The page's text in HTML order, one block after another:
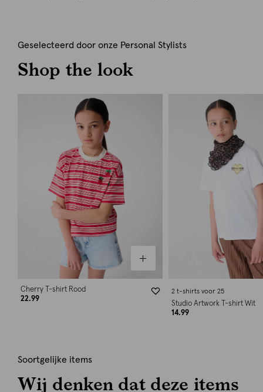
Geselecteerd door onze Personal Stylists
Shop the look
Cherry T-shirt Rood
22.99
2 t-shirts voor 25
Studio Artwork T-shirt Wit
14.99
Soortgelijke items
Wij denken dat deze items